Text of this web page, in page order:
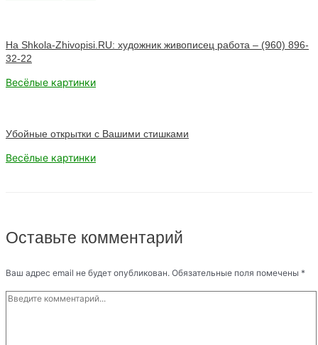
На Shkola-Zhivopisi.RU: художник живописец работа – (960) 896-
32-22
Весёлые картинки
Убойные открытки с Вашими стишками
Весёлые картинки
Оставьте комментарий
Ваш адрес email не будет опубликован. Обязательные поля помечены *
Введите
комментарий...